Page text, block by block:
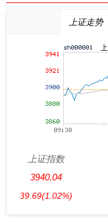
上证走势
上证指数
3940.04
39.69(1.02%)